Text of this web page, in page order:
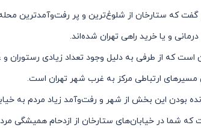
گفت که ستارخان از شلوغ‌ترین و پر رفت‌وآمدترین
و یا خرید راهی تهران شده‌اند.
که از طرفی به دلیل وجود تعداد زیادی رستوران
ارتباطی مرکز به غرب شهر تهران است.
بودن این بخش از شهر و رفت‌وآمد زیاد مردم به
که شما در خیابان‌های ستارخان از ازدحام